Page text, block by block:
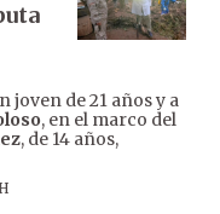
joven de 21 años y a
, en el marco del
, de 14 años,